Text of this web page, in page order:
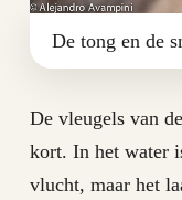
De tong en de
De vleugels van
kort. In het water
vlucht, maar het